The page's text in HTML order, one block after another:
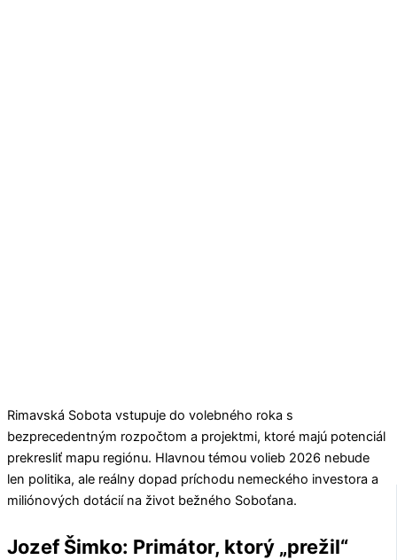
Rimavská Sobota vstupuje do volebného roka s
bezprecedentným rozpočtom a projektmi, ktoré majú potenciál
prekresliť mapu regiónu. Hlavnou témou volieb 2026 nebude
len politika, ale reálny dopad príchodu nemeckého investora a
miliónových dotácií na život bežného Soboťana.
Jozef Šimko: Primátor, ktorý „prežil“